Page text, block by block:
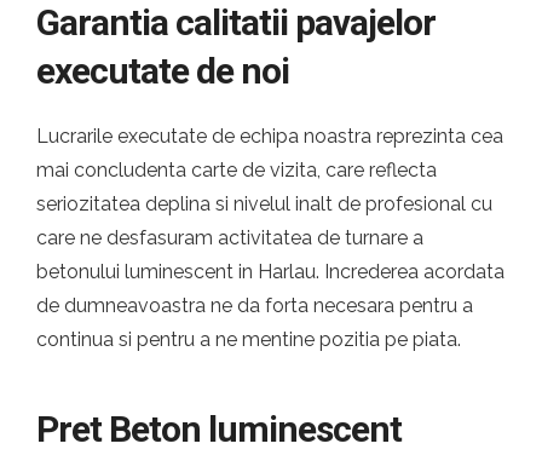
Garantia calitatii pavajelor
executate de noi
Lucrarile executate de echipa noastra reprezinta cea
mai concludenta carte de vizita, care reflecta
seriozitatea deplina si nivelul inalt de profesional cu
care ne desfasuram activitatea de turnare a
betonului luminescent in Harlau. Increderea acordata
de dumneavoastra ne da forta necesara pentru a
continua si pentru a ne mentine pozitia pe piata.
Pret Beton luminescent